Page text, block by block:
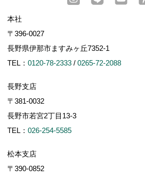
本社
〒396-0027
長野県伊那市ますみヶ丘7352-1
TEL： 0120-78-2333 / 0265-72-2088
長野支店
〒381-0032
長野市若宮2丁目13-3
TEL： 026-254-5585
松本支店
〒390-0852